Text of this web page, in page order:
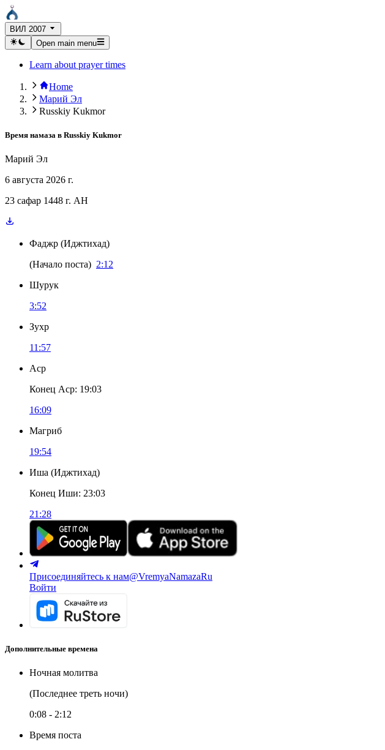
ВИЛ 2007
Open main menu
Learn about prayer times
Home
Марий Эл
Russkiy Kukmor
Время намаза в Russkiy Kukmor
Марий Эл
6 августа 2026 г.
23 сафар 1448 г. AH
Фаджр (Иджтихад)
(Начало поста) 2:12
Шурук
3:52
Зухр
11:57
Аср
Конец Аср: 19:03
16:09
Магриб
19:54
Иша (Иджтихад)
Конец Иши: 23:03
21:28
Присоединяйтесь к нам@VremyaNamazaRu
Войти
Дополнительные времена
Ночная молитва
(Последнее треть ночи)
0:08 - 2:12
Время поста